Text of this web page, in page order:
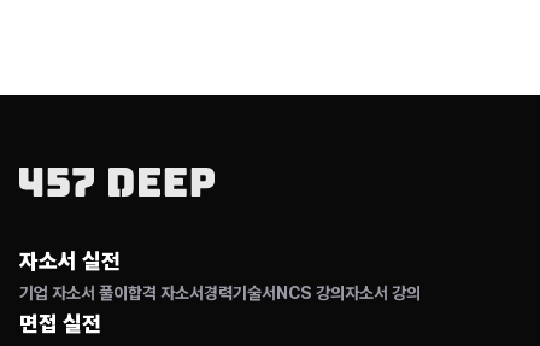
자소서 실전
기업 자소서 풀이 합격 자소서경력기술서 NCS 강의자소서 강의
면접 실전